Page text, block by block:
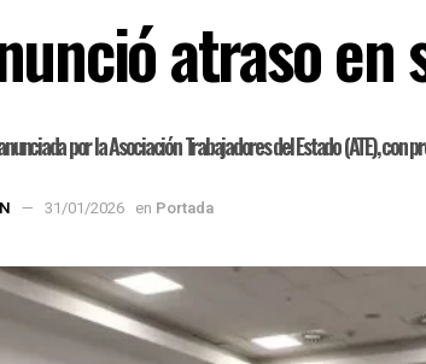
atraso
por la Asociación Trabajadores del Estado (ATE), con
31/01/2026 en Portada